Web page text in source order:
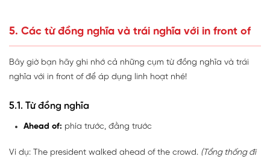
5. Các từ đồng nghĩa và trái nghĩa với in front of
Bây giờ bạn hãy ghi nhớ cả những cụm từ đồng nghĩa và trái
nghĩa với in front of để áp dụng linh hoạt nhé!
5.1. Từ đồng nghĩa
Ahead of: phía trước, đằng trước
Ví dụ: The president walked ahead of the crowd. (Tổng thống đi